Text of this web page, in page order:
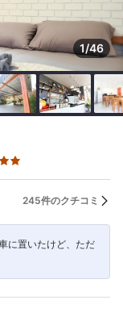
1/46
245件のクチコミ
に置いたけど、ただ